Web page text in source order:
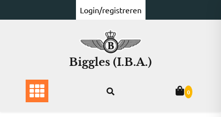
naar
Login/registreren
Biggles (I.B.A.)
0